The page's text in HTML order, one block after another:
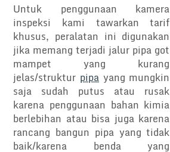
Untuk penggunaan kamera
inspeksi kami tawarkan tarif
khusus, peralatan ini digunakan
jika memang terjadi jalur pipa got
mampet yang kurang
jelas/struktur pipa yang mungkin
saja sudah putus atau rusak
karena penggunaan bahan kimia
berlebihan atau bisa juga karena
rancang bangun pipa yang tidak
baik/karena benda yang